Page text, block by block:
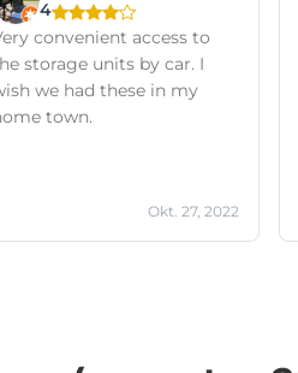
4
convenient access to
storage units by car. I
we had these in my
town.
Okt. 27, 2022